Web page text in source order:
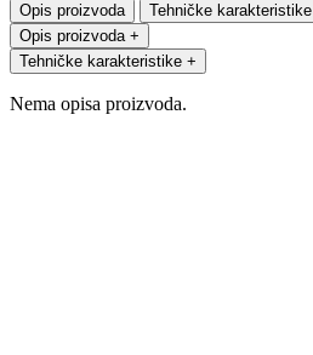
Opis proizvoda
Tehničke karakteristike
Opis proizvoda +
Tehničke karakteristike +
Nema opisa proizvoda.